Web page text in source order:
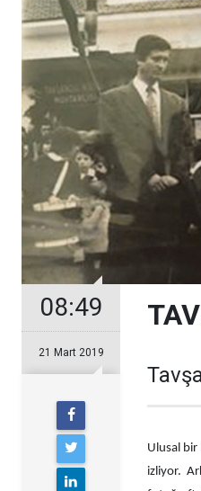
08:49
21 Mart 2019
Ulusal
izliyor.